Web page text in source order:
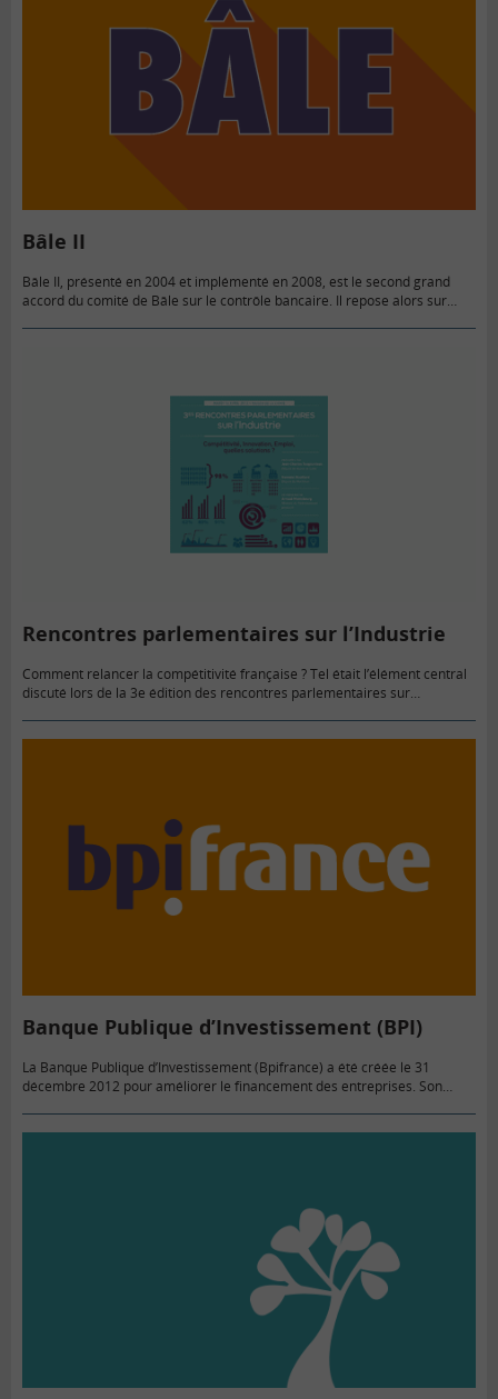
Bâle II
Bâle II, présenté en 2004 et implémenté en 2008, est le second grand
accord du comité de Bâle sur le contrôle bancaire. Il repose alors sur
Rencontres parlementaires sur l’Industrie
Comment relancer la compétitivité française ? Tel était l’élément central
discuté lors de la 3e édition des rencontres parlementaires sur
Banque Publique d’Investissement (BPI)
La Banque Publique d’Investissement (Bpifrance) a été créée le 31
décembre 2012 pour améliorer le financement des entreprises. Son